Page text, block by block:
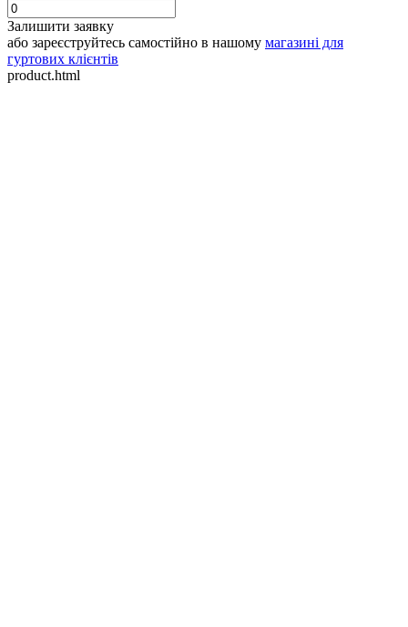
Залишити заявку
або зареєструйтесь самостійно в нашому магазині для
гуртових клієнтів
product.html